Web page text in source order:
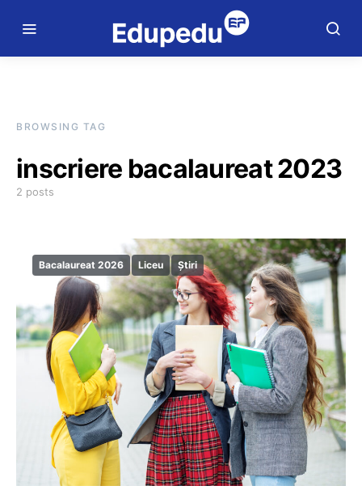
BROWSING TAG
inscriere bacalaureat 2023
2 posts
Bacalaureat 2026 Liceu Știri